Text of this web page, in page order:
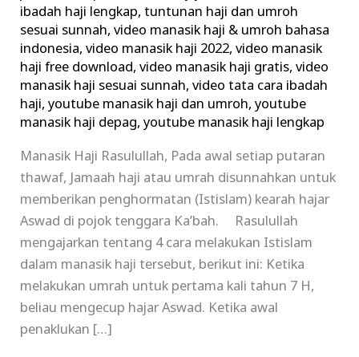
ibadah haji lengkap,tuntunan haji dan umroh
sesuai sunnah,video manasik haji & umroh bahasa
indonesia,video manasik haji 2022,video manasik
haji free download,video manasik haji gratis,video
manasik haji sesuai sunnah,video tata cara ibadah
haji,youtube manasik haji dan umroh,youtube
manasik haji depag,youtube manasik haji lengkap
Manasik Haji Rasulullah, Pada awal setiap putaran
thawaf, Jamaah haji atau umrah disunnahkan untuk
memberikan penghormatan (Istislam) kearah hajar
Aswad di pojok tenggara Ka’bah. Rasulullah
mengajarkan tentang 4 cara melakukan Istislam
dalam manasik haji tersebut, berikut ini: Ketika
melakukan umrah untuk pertama kali tahun 7 H,
beliau mengecup hajar Aswad. Ketika awal
penaklukan […]